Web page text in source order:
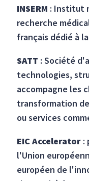
INSERM : Institut
recherche
français dédié à
SATT : Société
technologies,
accompagne les
transformation
ou services
EIC Accelerator :
l'Union
européen de